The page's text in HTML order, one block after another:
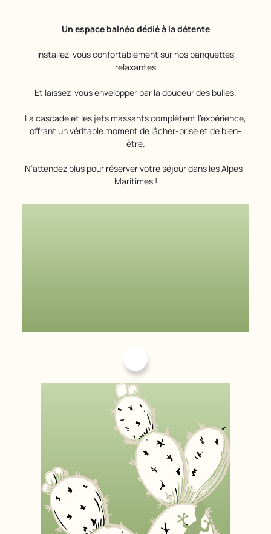
Un espace balnéo dédié à la détente
Installez-vous confortablement sur nos banquettes
relaxantes
et laissez-vous envelopper par la douceur des bulles.
La cascade et les jets massants complètent l’expérience,
offrant un véritable moment de lâcher-prise et de bien-
être.
N’attendez plus pour réserver votre séjour dans les Alpes-
Maritimes !